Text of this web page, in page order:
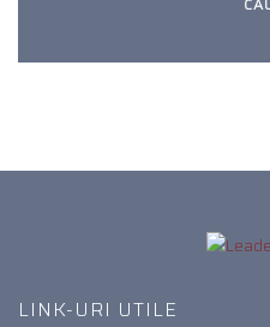
LINK-URI UTILE